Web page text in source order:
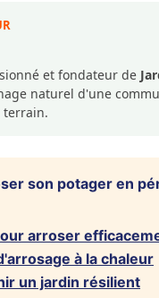
et fondateur de
naturel d'une
terrain.
son potager en
arroser
à la chaleur
un jardin résilient